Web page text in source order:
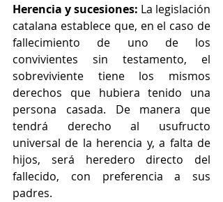
Herencia y sucesiones: La legislación
catalana establece que, en el caso de
fallecimiento de uno de los
convivientes sin testamento, el
sobreviviente tiene los mismos
derechos que hubiera tenido una
persona casada. De manera que
tendrá derecho al usufructo
universal de la herencia y, a falta de
hijos, será heredero directo del
fallecido, con preferencia a sus
padres.